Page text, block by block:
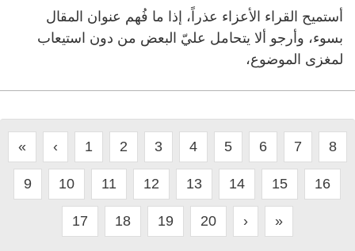
أستميح القراء الأعزاء عذراً، إذا ما فُهم عنوان المقال
بسوء، وأرجو ألا يتحامل عليّ البعض من دون استيعاب
لمغزى الموضوع،
« ‹ 1 2 3 4 5 6 7 8
9 10 11 12 13 14 15 16
17 18 19 20 › »